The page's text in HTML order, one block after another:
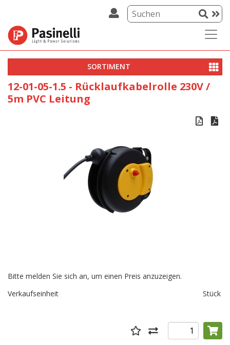
SORTIMENT
12-01-05-1.5 - Rücklaufkabelrolle 230V /
5m PVC Leitung
 
Bitte melden Sie sich an, um einen Preis anzuzeigen.
Verkaufseinheit
Stück